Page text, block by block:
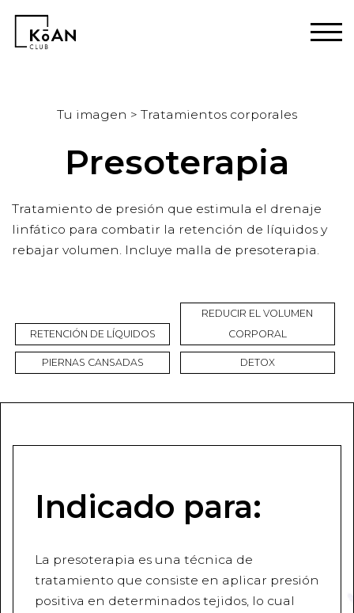
Tu imagen > Tratamientos corporales
Presoterapia
Tratamiento de presión que estimula el drenaje
linfático para combatir la retención de líquidos y
rebajar volumen. Incluye malla de presoterapia.
RETENCIÓN DE LÍQUIDOS
REDUCIR EL VOLUMEN
CORPORAL
PIERNAS CANSADAS DETOX
Indicado para:
La presoterapia es una técnica de
tratamiento que consiste en aplicar presión
positiva en determinados tejidos, lo cual